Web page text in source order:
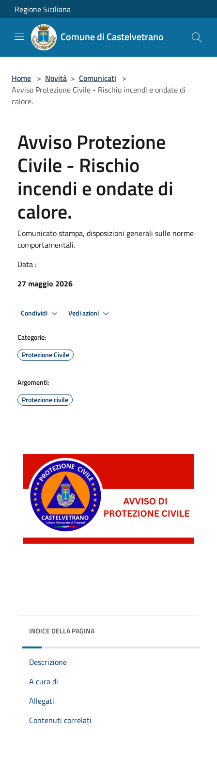
Salta al contenuto principale
Regione Siciliana
Comune di Castelvetrano
Home > Novità > Comunicati >
Avviso Protezione Civile - Rischio incendi e ondate di
calore.
Avviso Protezione
Civile - Rischio
incendi e ondate di
calore.
Comunicato stampa, disposizioni generali sulle norme
comportamentali.
Data :
27 maggio 2026
Condividi Vedi azioni
Categorie:
Protezione Civile
Argomenti:
Protezione civile
INDICE DELLA PAGINA
Descrizione
A cura di
Allegati
Contenuti correlati